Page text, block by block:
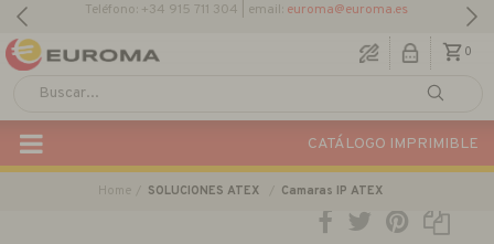
0
CATÁLOGO IMPRIMIBLE
Home SOLUCIONES ATEX Camaras IP ATEX